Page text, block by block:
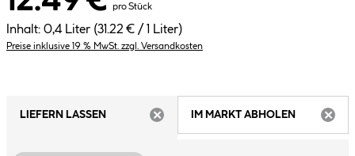
pro Stück
Inhalt: 0,4 Liter (31.22 € / 1 Liter)
Preise inklusive 19 % MwSt. zzgl. Versandkosten
LIEFERN LASSEN
IM MARKT ABHOLEN